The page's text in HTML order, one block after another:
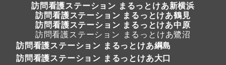
訪問看護ステーション まるっとけあ新横浜
訪問看護ステーション まるっとけあ鶴見
訪問看護ステーション まるっとけあ中原
訪問看護ステーション まるっとけあ鷺沼
訪問看護ステーション まるっとけあ綱島
訪問看護ステーション まるっとけあ大口